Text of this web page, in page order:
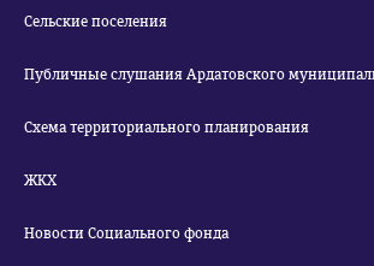
Сельские поселения
Публичные слушания Ардатовского
Схема территориального планирования
ЖКХ
Новости Социального фонда